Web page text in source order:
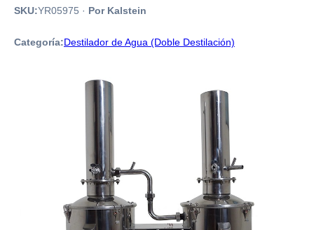
SKU:YR05975 · Por Kalstein
Categoría:Destilador de Agua (Doble Destilación)